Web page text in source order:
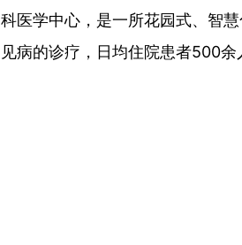
科医学中心，是一所花园式、智
见病的诊疗，日均住院患者500